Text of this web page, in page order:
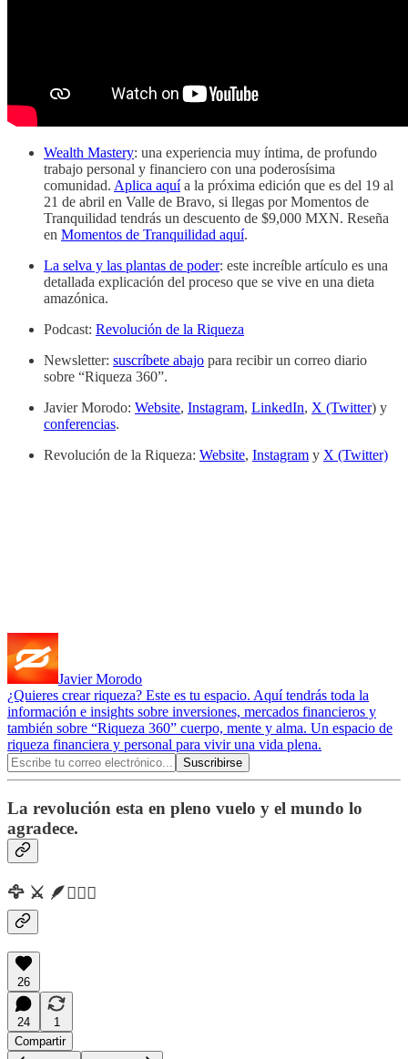
Wealth Mastery: una experiencia muy íntima, de profundo
trabajo personal y financiero con una poderosísima
comunidad. Aplica aquí a la próxima edición que es del 19 al
21 de abril en Valle de Bravo, si llegas por Momentos de
Tranquilidad tendrás un descuento de $9,000 MXN. Reseña
en Momentos de Tranquilidad aquí.
La selva y las plantas de poder: este increíble artículo es una
detallada explicación del proceso que se vive en una dieta
amazónica.
Podcast: Revolución de la Riqueza
Newsletter: suscríbete abajo para recibir un correo diario
sobre “Riqueza 360”.
Javier Morodo: Website, Instagram, LinkedIn, X (Twitter) y
conferencias.
Revolución de la Riqueza: Website, Instagram y X (Twitter)
Javier Morodo
¿Quieres crear riqueza? Este es tu espacio. Aquí tendrás toda la
información e insights sobre inversiones, mercados financieros y
también sobre “Riqueza 360” cuerpo, mente y alma. Un espacio de
riqueza financiera y personal para vivir una vida plena.
La revolución esta en pleno vuelo y el mundo lo
agradece.
🦅 ⚔️ 🪶🧙🏼‍♂️
26
24
1
Compartir